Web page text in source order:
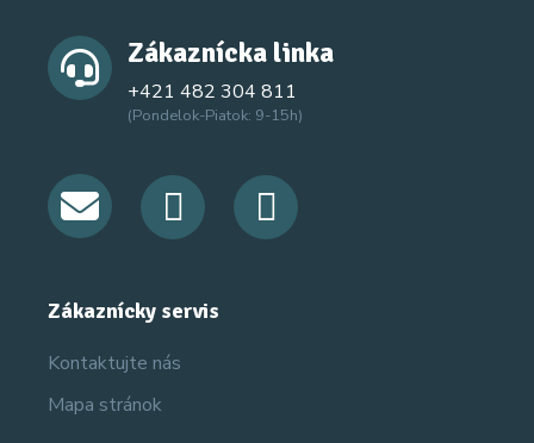
Zákaznícka linka
+421 482 304 811
(Pondelok-Piatok: 9-15h)
Zákaznícky servis
Kontaktujte nás
Mapa stránok